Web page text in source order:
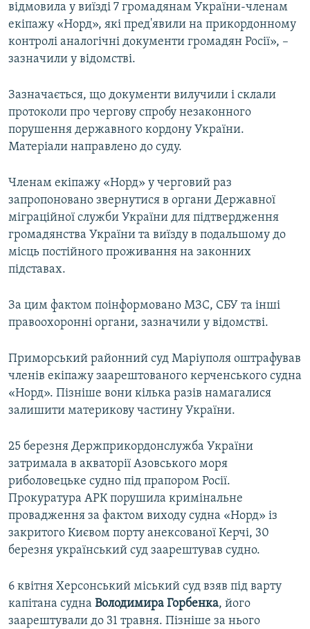
відмовила у виїзді 7 громадянам України-членам
екіпажу «Норд», які пред'явили на прикордонному
контролі аналогічні документи громадян Росії», –
зазначили у відомстві.
Зазначається, що документи вилучили і склали
протоколи про чергову спробу незаконного
порушення державного кордону України.
Матеріали направлено до суду.
Членам екіпажу «Норд» у черговий раз
запропоновано звернутися в органи Державної
міграційної служби України для підтвердження
громадянства України та виїзду в подальшому до
місць постійного проживання на законних
підставах.
За цим фактом поінформовано МЗС, СБУ та інші
правоохоронні органи, зазначили у відомстві.
Приморський районний суд Маріуполя оштрафував
членів екіпажу заарештованого керченського судна
«Норд». Пізніше вони кілька разів намагалися
залишити материкову частину України.
25 березня Держприкордонслужба України
затримала в акваторії Азовського моря
риболовецьке судно під прапором Росії.
Прокуратура АРК порушила кримінальне
провадження за фактом виходу судна «Норд» із
закритого Києвом порту анексованої Керчі, 30
березня український суд заарештував судно.
6 квітня Херсонський міський суд взяв під варту
капітана судна Володимира Горбенка, його
заарештували до 31 травня. Пізніше за нього